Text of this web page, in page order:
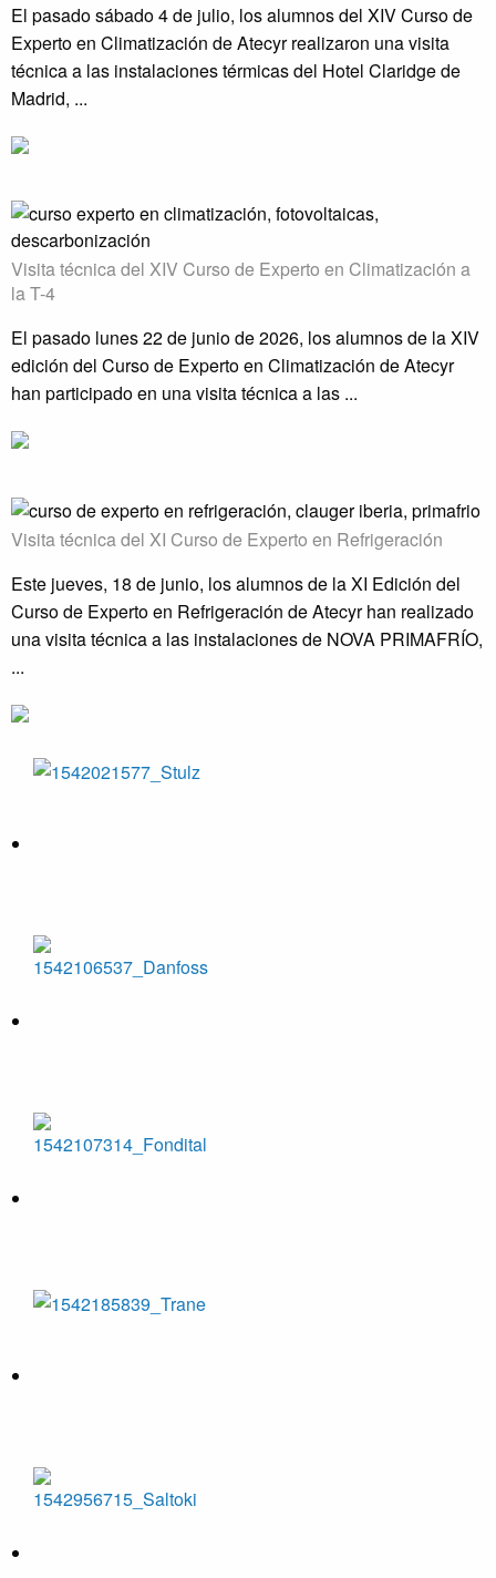
El pasado sábado 4 de julio, los alumnos del XIV Curso de
Experto en Climatización de Atecyr realizaron una visita
técnica a las instalaciones térmicas del Hotel Claridge de
Madrid, ...
Visita técnica del XIV Curso de Experto en Climatización a
la T-4
El pasado lunes 22 de junio de 2026, los alumnos de la XIV
edición del Curso de Experto en Climatización de Atecyr
han participado en una visita técnica a las ...
Visita técnica del XI Curso de Experto en Refrigeración
Este jueves, 18 de junio, los alumnos de la XI Edición del
Curso de Experto en Refrigeración de Atecyr han realizado
una visita técnica a las instalaciones de NOVA PRIMAFRÍO,
...